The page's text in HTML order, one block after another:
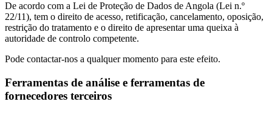
De acordo com a Lei de Proteção de Dados de Angola (Lei n.º
22/11), tem o direito de acesso, retificação, cancelamento, oposição,
restrição do tratamento e o direito de apresentar uma queixa à
autoridade de controlo competente.
Pode contactar-nos a qualquer momento para este efeito.
Ferramentas de análise e ferramentas de
fornecedores terceiros